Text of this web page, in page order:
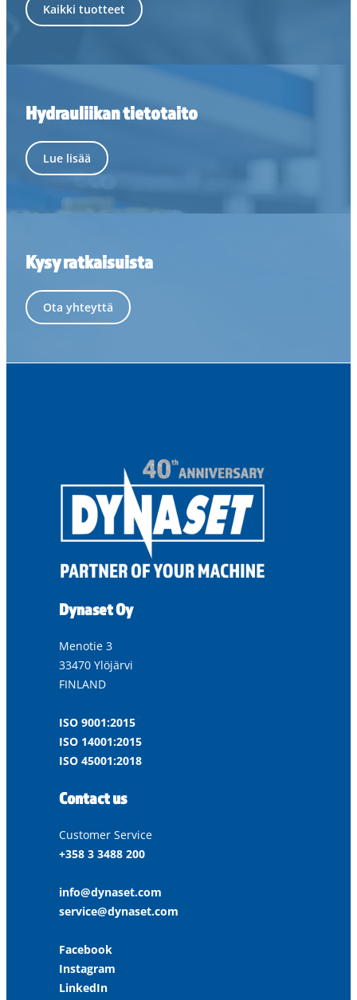
Kaikki tuotteet
Hydrauliikan tietotaito
Lue lisää
Kysy ratkaisuista
Ota yhteyttä
Dynaset Oy
Menotie 3
33470 Ylöjärvi
FINLAND
ISO 9001:2015
ISO 14001:2015
ISO 45001:2018
Contact us
Customer Service
+358 3 3488 200
info@dynaset.com
service@dynaset.com
Facebook
Instagram
LinkedIn